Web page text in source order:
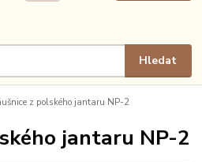
Hledat
z polského jantaru NP-2
jantaru NP-2